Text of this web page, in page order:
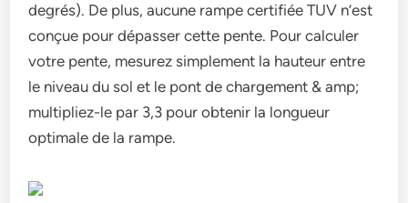
degrés). De plus, aucune rampe certifiée TUV n’est
conçue pour dépasser cette pente. Pour calculer
votre pente, mesurez simplement la hauteur entre
le niveau du sol et le pont de chargement & amp;
multipliez-le par 3,3 pour obtenir la longueur
optimale de la rampe.